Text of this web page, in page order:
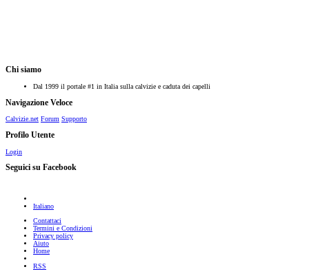
Chi siamo
Dal 1999 il portale #1 in Italia sulla calvizie e caduta dei capelli
Navigazione Veloce
Calvizie.net Forum Supporto
Profilo Utente
Login
Seguici su Facebook
Italiano
Contattaci
Termini e Condizioni
Privacy policy
Aiuto
Home
RSS